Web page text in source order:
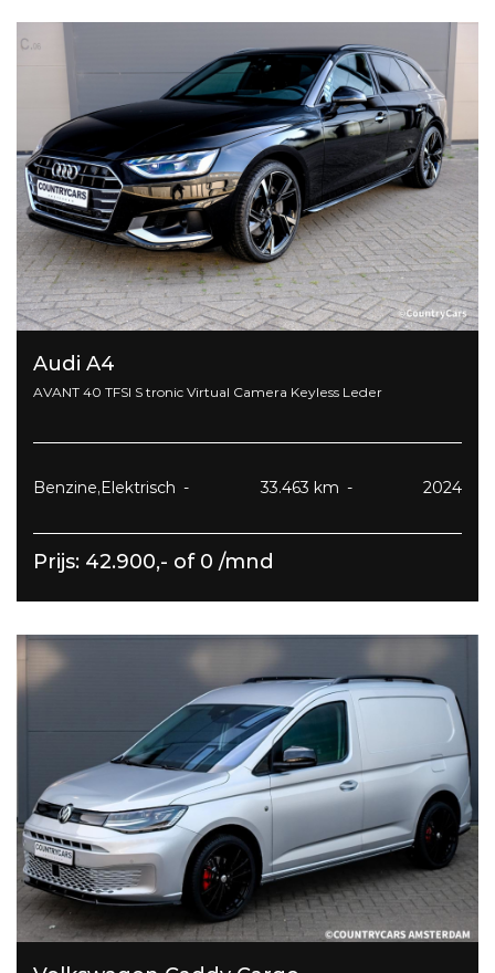
Audi A4
AVANT 40 TFSI S tronic Virtual Camera Keyless Leder
Benzine,Elektrisch 33.463 km 2024
Prijs: 42.900,- of 0 /mnd